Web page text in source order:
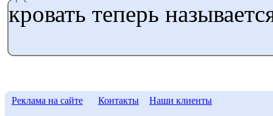
кровать теперь
Реклама на сайте Контакты Наши клиенты